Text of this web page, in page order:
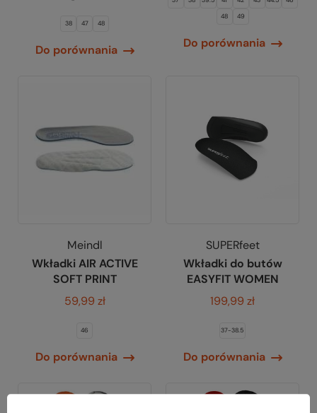
38 47 48
Do porównania
48
49
Do porównania
Meindl
Wkładki AIR ACTIVE
SOFT PRINT
59,99 zł
46
Do porównania
SUPERfeet
Wkładki do butów
EASYFIT WOMEN
199,99 zł
37-38.5
Do porównania